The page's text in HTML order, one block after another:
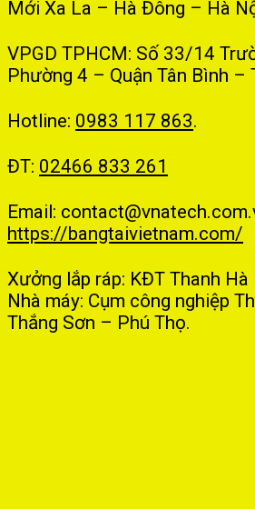
Mới Xa La – Hà Đông – Hà
VPGD TPHCM: Số 33/14
Phường 4 – Quận Tân Bình –
Hotline: 0983 117 863.
ĐT: 02466 833 261
Email:
https://bangtaivietnam.com/
Xưởng lắp ráp: KĐT Thanh
Nhà máy: Cụm công nghiệp
Thắng Sơn – Phú Thọ.